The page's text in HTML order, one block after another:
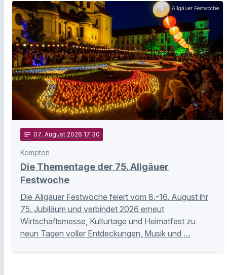
Allgäuer Festwoche
notes 07. August 2026 17:30
Kempten
Die Thementage der 75. Allgäuer
Festwoche
Die Allgäuer Festwoche feiert vom 8.-16. August ihr
75. Jubiläum und verbindet 2026 erneut
Wirtschaftsmesse, Kulturtage und Heimatfest zu
neun Tagen voller Entdeckungen, Musik und …